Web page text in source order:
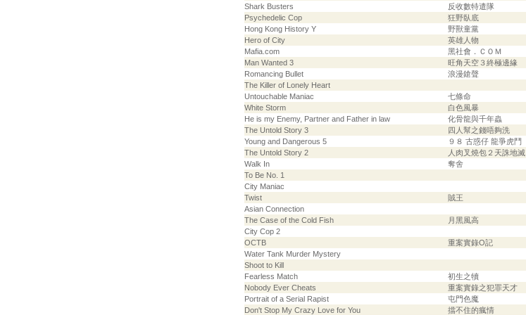
Shark Busters
反收數特遣隊
Psychedelic Cop
狂野臥底
Hong Kong History Y
野獸童黨
Hero of City
英雄人物
Mafia.com
黑社會．ＣＯＭ
Man Wanted 3
旺角天空３終極邊緣
Romancing Bullet
浪漫鎗聲
The Killer of Lonely Heart
Untouchable Maniac
七條命
White Storm
白色風暴
He is my Enemy, Partner and Father in law
化骨龍與千年蟲
The Untold Story 3
四人幫之錢唔夠洗
Young and Dangerous 5
９８ 古惑仔 龍爭虎鬥
The Untold Story 2
人肉叉燒包２天誅地滅
Walk In
奪舍
To Be No. 1
City Maniac
Twist
賊王
Asian Connection
The Case of the Cold Fish
月黑風高
City Cop 2
OCTB
重案實錄O記
Water Tank Murder Mystery
Shoot to Kill
Fearless Match
初生之犢
Nobody Ever Cheats
重案實錄之犯罪天才
Portrait of a Serial Rapist
屯門色魔
Don't Stop My Crazy Love for You
擋不住的瘋情